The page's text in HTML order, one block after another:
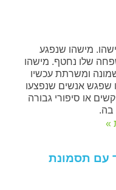
מישהו שנפגע
שלו נחטף. מישהו
ומשרתת עכשיו
שפגש אנשים שנפצעו
או סיפורי גבורה
בה.
»
עם תסמונת